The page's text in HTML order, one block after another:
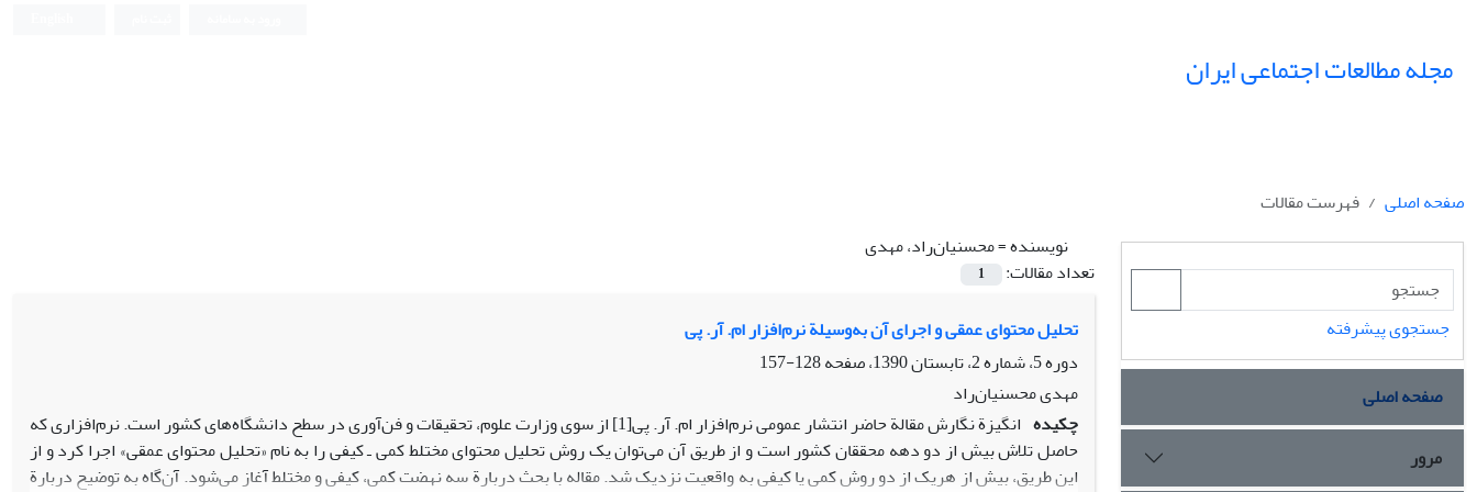
مجله مطالعات اجتماعی ایران
صفحه اصلی
فهرست مقالات
نویسنده =محسنیان‌راد، مهدی
تعداد مقالات:
1
تحلیل محتوای عمقی و اجرای آن به‌وسیلة نرم‌افزار ام. آر. پی
دوره 5، شماره 2، تابستان 1390، صفحه
128-157
مهدی محسنیان‌راد
چکیده
انگیزة نگارش مقالة حاضر انتشار عمومی نرم‌افزار ام. آر. پی[1] از سوی وزارت علوم، تحقیقات و فن‌آوری در سطح دانشگاه‌های کشور است. نرم‌افزاری که
حاصل تلاش بیش از دو دهه محققان کشور است و از طریق آن می‌توان یک روش تحلیل محتوای مختلط کمی ـ کیفی را به نام «تحلیل محتوای عمقی» اجرا کرد و از
این طریق، بیش از هریک از دو روش کمی یا کیفی به واقعیت نزدیک شد. مقاله با بحث دربارة سه نهضت کمی، کیفی و مختلط آغاز می‌شود. آن‌گاه به توضیح دربارة
جستجوی پیشرفته
صفحه اصلی
مرور